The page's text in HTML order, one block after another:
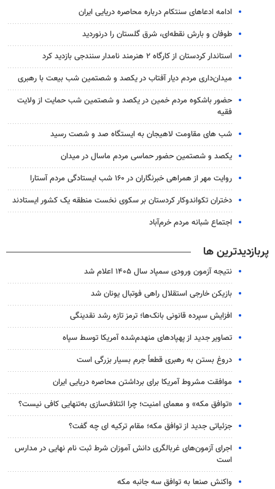
ادامه ادعاهای سنتکام درباره محاصره دریایی ایران
طوفان و بارش نقطه‌ای، شرق گلستان را درنوردید
استاندار کردستان از کارگاه ۲ هنرمند نامدار سنندجی بازدید کرد
میدان‌داری مردم دیار آفتاب در یکصد و شصتمین شب بیعت با رهبری
حضور باشکوه مردم خمین در یکصد و شصتمین شب حمایت از ولایت
فقیه
شب های مقاومت لاهیجان به ایستگاه صد و شصت رسید
یکصد و شصتمین حضور حماسی مردم ماسال در میدان
روایت مهر از همراهی خبرنگاران در ۱۶۰ شب ایستادگی مردم آستارا
دختران تکواندوکار کردستان بر سکوی نخست منطقه یک کشور ایستادند
اجتماع شبانه مردم خرم‌آباد
پربازدیدترین ها
نتیجه آزمون ورودی سمپاد سال ۱۴۰۵ اعلام شد
بازیکن خارجی استقلال راهی فوتبال یونان شد
افزایش سپرده قانونی بانک‌ها؛ ترمز تازه رشد نقدینگی
تصاویر جدید از پهپادهای منهدم‌شده آمریکا توسط سپاه
دروغ بستن به رهبری قطعاً جرم بسیار بزرگی است
موافقت مشروط آمریکا برای برداشتن محاصره دریایی ایران
«توافق مکه» و معمای امنیت؛ چرا ائتلاف‌سازی به‌تنهایی کافی نیست؟
جزئیاتی جدید از توافق مکه؛ مقام ترکیه ای چه گفت؟
اجرای آزمون‌های غربالگری دانش آموزان شرط ثبت نام نهایی در مدارس
است
واکنش صنعا به توافق سه جانبه مکه